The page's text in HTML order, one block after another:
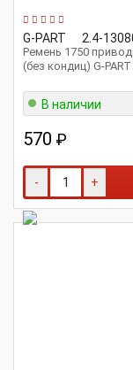
G-PART 2.4-
Ремень 1750
(без кондиц) G-
В наличии
570 ₽
- +